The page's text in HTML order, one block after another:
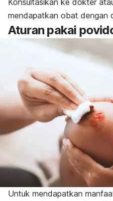
Konsultasikan ke dokter
mendapatkan obat dengan
Aturan pakai
Untuk mendapatkan